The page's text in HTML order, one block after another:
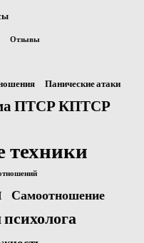
Отзывы
Панические атаки
ПТСР КПТСР
техники
Самоотношение